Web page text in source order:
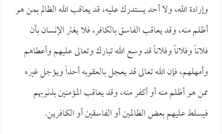
وإرادة الله، ولا أحد يستدرك عليه، قد يعاقب الله الظالم بمن هو
أظلم منه، وقد يعاقب الفاسق بالكافر، فلا يغتر الإنسان بأن
فلاناً وفلاناً وفلاناَ قد وسع الله تبارك وتعالى عليهم وأعطاهم
وأمهلهم، فإن الله تعالى قد يعجل بالعقوبه أحداً ويؤجل غيره
ممن هو أظلم منه أو أكفر منه، وقد يعاقب المؤمنين بذنوبهم
فيسلط عليهم بعض الظالمين أو الفاسقين أو الكافرين.